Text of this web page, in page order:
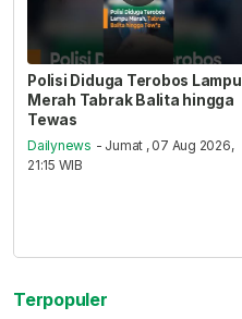
Polisi Diduga Terobos Lampu
Merah Tabrak Balita hingga
Tewas
Dailynews - Jumat , 07 Aug 2026,
21:15 WIB
Terpopuler